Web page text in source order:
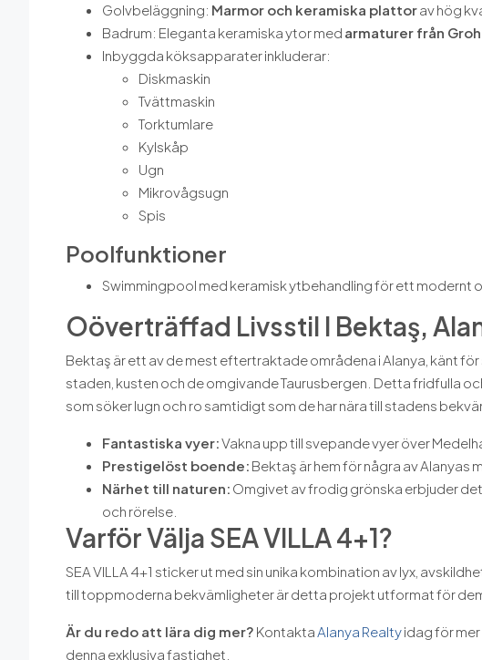
Golvbeläggning: Marmor och keramiska plattorav hög
Badrum: Eleganta keramiska ytor med armaturer från
Inbyggda köksapparater inkluderar:
Diskmaskin
Tvättmaskin
Torktumlare
Kylskåp
Ugn
Mikrovågsugn
Spis
Poolfunktioner
Swimmingpool med keramisk ytbehandling för ett modernt
Oöverträffad Livsstil I Bektaş,
Bektaş är ett av de mest eftertraktade områdena i Alanya, känt
staden, kusten och de omgivande Taurusbergen. Detta fridfulla
som söker lugn och ro samtidigt som de har nära till stadens
Fantastiska vyer:Vakna upp till svepande vyer över
Prestigelöst boende: Bektaş är hem för några av Alanyas
Närhet till naturen: Omgivet av frodig grönska erbjuder
och rörelse.
Varför Välja SEA VILLA 4+1?
SEA VILLA 4+1 sticker ut med sin unika kombination av lyx,
till toppmoderna bekvämligheter är detta projekt utformat för
Är du redo att lära dig mer? KontaktaAlanya Realtyidag för
denna exklusiva fastighet.